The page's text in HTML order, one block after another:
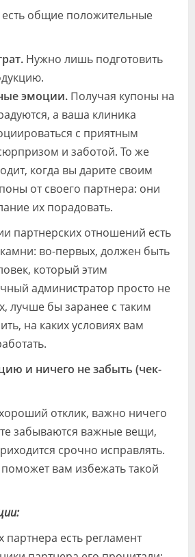
есть общие положительные
Нужно лишь подготовить
эмоции. Получая купоны на
а ваша клиника
с приятным
и заботой. То же
когда вы дарите своим
от своего партнера: они
их порадовать.
партнерских отношений есть
во-первых, должен быть
который этим
администратор просто не
лучше бы заранее с таким
на каких условиях вам
и ничего не забыть (чек-
отклик, важно ничего
забываются важные вещи,
срочно исправлять.
вам избежать такой
партнера есть регламент